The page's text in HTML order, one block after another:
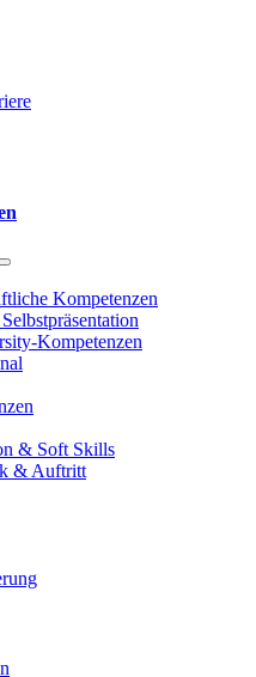
Kompetenzen
Kompetenzen
& Soft Skills
& Auftritt